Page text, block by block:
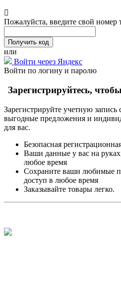
Пожалуйста, введите свой номер
или
Войти через Яндекс
Войти по логину и паролю
Зарегистрируйтесь,
Зарегистрируйте учетную запись
выгодные предложения и
для вас.
Безопасная
Ваши данные у вас на
любое время
Сохраните ваши любимые
доступ в любое время
Заказывайте товары легко.